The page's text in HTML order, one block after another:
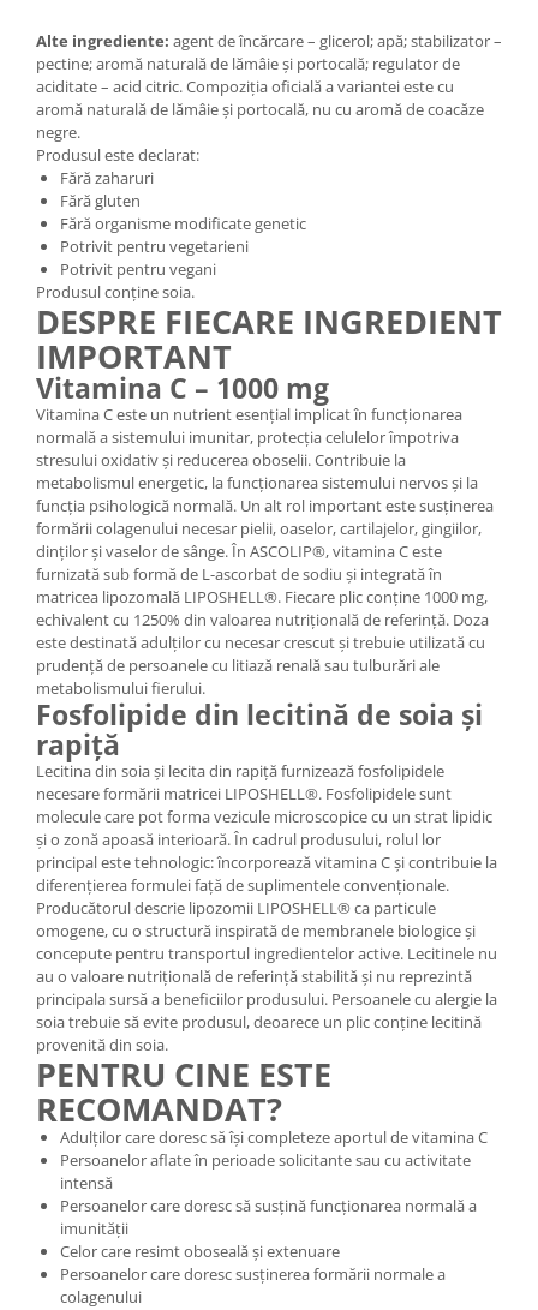
Alte ingrediente: agent de încărcare – glicerol; apă; stabilizator –
pectine; aromă naturală de lămâie și portocală; regulator de
aciditate – acid citric. Compoziția oficială a variantei este cu
aromă naturală de lămâie și portocală, nu cu aromă de coacăze
negre.
Produsul este declarat:
Fără zaharuri
Fără gluten
Fără organisme modificate genetic
Potrivit pentru vegetarieni
Potrivit pentru vegani
Produsul conține soia.
DESPRE FIECARE INGREDIENT
IMPORTANT
Vitamina C – 1000 mg
Vitamina C este un nutrient esențial implicat în funcționarea
normală a sistemului imunitar, protecția celulelor împotriva
stresului oxidativ și reducerea oboselii. Contribuie la
metabolismul energetic, la funcționarea sistemului nervos și la
funcția psihologică normală. Un alt rol important este susținerea
formării colagenului necesar pielii, oaselor, cartilajelor, gingiilor,
dinților și vaselor de sânge. În ASCOLIP®, vitamina C este
furnizată sub formă de L-ascorbat de sodiu și integrată în
matricea lipozomală LIPOSHELL®. Fiecare plic conține 1000 mg,
echivalent cu 1250% din valoarea nutrițională de referință. Doza
este destinată adulților cu necesar crescut și trebuie utilizată cu
prudență de persoanele cu litiază renală sau tulburări ale
metabolismului fierului.
Fosfolipide din lecitină de soia și
rapiță
Lecitina din soia și lecita din rapiță furnizează fosfolipidele
necesare formării matricei LIPOSHELL®. Fosfolipidele sunt
molecule care pot forma vezicule microscopice cu un strat lipidic
și o zonă apoasă interioară. În cadrul produsului, rolul lor
principal este tehnologic: încorporează vitamina C și contribuie la
diferențierea formulei față de suplimentele convenționale.
Producătorul descrie lipozomii LIPOSHELL® ca particule
omogene, cu o structură inspirată de membranele biologice și
concepute pentru transportul ingredientelor active. Lecitinele nu
au o valoare nutrițională de referință stabilită și nu reprezintă
principala sursă a beneficiilor produsului. Persoanele cu alergie la
soia trebuie să evite produsul, deoarece un plic conține lecitină
provenită din soia.
PENTRU CINE ESTE
RECOMANDAT?
Adulților care doresc să își completeze aportul de vitamina C
Persoanelor aflate în perioade solicitante sau cu activitate
intensă
Persoanelor care doresc să susțină funcționarea normală a
imunității
Celor care resimt oboseală și extenuare
Persoanelor care doresc susținerea formării normale a
colagenului